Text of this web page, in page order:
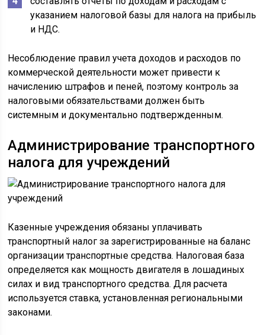
указанием налоговой базы для налога на прибыль
и НДС.
Несоблюдение правил учета доходов и расходов по
коммерческой деятельности может привести к
начислению штрафов и пеней, поэтому контроль за
налоговыми обязательствами должен быть
системным и документально подтвержденным.
Администрирование транспортного
налога для учреждений
Казенные учреждения обязаны уплачивать
транспортный налог за зарегистрированные на баланс
организации транспортные средства. Налоговая база
определяется как мощность двигателя в лошадиных
силах и вид транспортного средства. Для расчета
используется ставка, установленная региональными
законами.